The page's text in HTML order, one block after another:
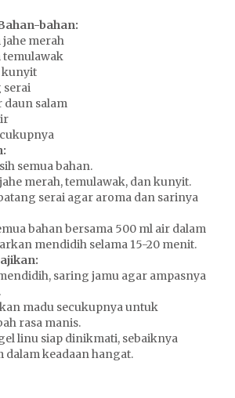
bahan:
merah
temulawak
kunyit
serai
daun salam
semua bahan.
merah, temulawak, dan kunyit.
serai agar aroma dan sarinya
bahan bersama 500 ml air dalam
mendidih selama 15-20 menit.
saring jamu agar ampasnya
madu secukupnya untuk
rasa manis.
linu siap dinikmati, sebaiknya
dalam keadaan hangat.